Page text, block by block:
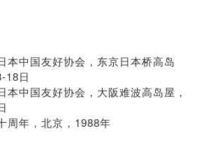
本中国友好协会，东京日本桥高岛
18日
本中国友好协会，大阪难波高岛屋，
周年，北京，1988年